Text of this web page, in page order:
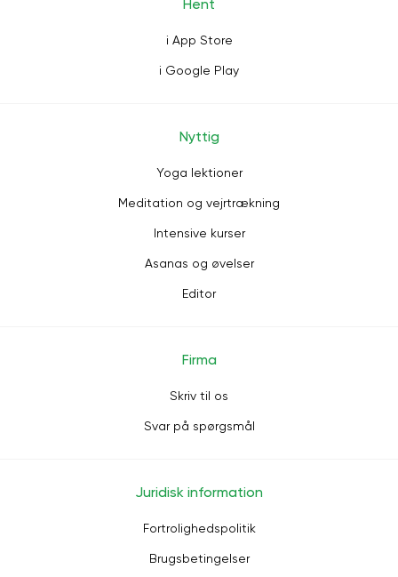
Hent
i App Store
i Google Play
Nyttig
Yoga lektioner
Meditation og vejrtrækning
Intensive kurser
Asanas og øvelser
Editor
Firma
Skriv til os
Svar på spørgsmål
Juridisk information
Fortrolighedspolitik
Brugsbetingelser